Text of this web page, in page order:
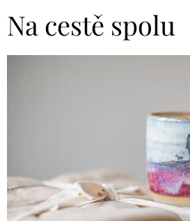
Na cestě spolu